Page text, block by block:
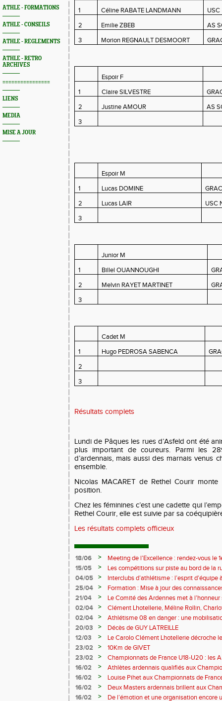
ATHLE - FORMATIONS
ATHLE - CONSEILS
ATHLE - REGLEMENTS
ATHLE - RETRO
ARCHIVES
================
LIENS
MEDIA
MISE A JOUR
1
Céline RABATE LANDMANN
USC
2
Emilie ZBEB
AS
3
Morion REGNAULT DESMOORT
Espoir F
1
Claire SILVESTRE
2
Justine AMOUR
AS
3
Espoir M
1
Lucas DOMINE
2
Lucas LAIR
USC
3
Junior M
1
Billel OUANNOUGHI
2
Melvin RAYET MARTINET
3
Cadet M
1
Hugo PEDROSA SABENCA
2
3
Résultats complets
Lundi de Pâques les rues d’Asfeld ont été
plus important de coureurs. Parmi les
d’ardennais, mais aussi des marnais venus
ensemble.
Nicolas MACARET de Rethel Courir
position.
Chez les féminines c’est une cadette qui
Rethel Courir, elle est suivie par sa
Les résultats complets officieux
18/06 >
Meeting de l’Excellence : rendez-vous le
15/05
>
Les compétitions sur piste au bord de la
04/05
>
Interclubs d’athlétisme : l’esprit d’équipe
rempart contre la sédentarité des jeunes
25/04 >
Formation : Mise à jour des
M372)
21/04 >
Le Comité des Ardennes met à
02/04
>
Clément Lhotellerie, Méline Rollin,
prolifique pour les coureurs ardennais
02/04 >
Athlétisme 08 en danger : une
20/03
>
Décès de GUY LATREILLE
12/03
>
Le Carolo Clément Lhotellerie décroche
master de cross-country
23/02 >
10Km de GIVET
23/02
>
Championnats de France U18-U20 : les
Val-de-Reuil
16/02 >
Athlètes ardennais qualifiés aux
en salle
16/02 >
Louise Pihet aux Championnats de
16/02
>
Deux Masters ardennais brillent aux
Saint‑Brieuc
16/02 > De l’émotion et une organisation encore